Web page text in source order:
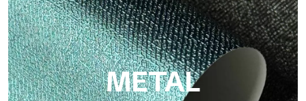
Eco de Tecnografica es el papel pintado ecológico de fibra de
celulosa: soporte sostenible, sin PVC, con colores claros y de
alta calidad.
METAL